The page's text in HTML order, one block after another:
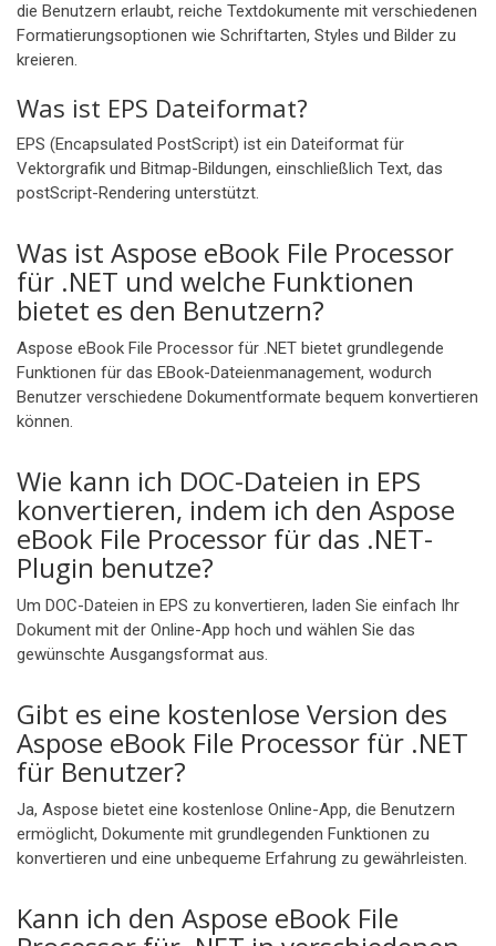
die Benutzern erlaubt, reiche Textdokumente mit verschiedenen
Formatierungsoptionen wie Schriftarten, Styles und Bilder zu
kreieren.
Was ist EPS Dateiformat?
EPS (Encapsulated PostScript) ist ein Dateiformat für
Vektorgrafik und Bitmap-Bildungen, einschließlich Text, das
postScript-Rendering unterstützt.
Was ist Aspose eBook File Processor
für .NET und welche Funktionen
bietet es den Benutzern?
Aspose eBook File Processor für .NET bietet grundlegende
Funktionen für das EBook-Dateienmanagement, wodurch
Benutzer verschiedene Dokumentformate bequem konvertieren
können.
Wie kann ich DOC-Dateien in EPS
konvertieren, indem ich den Aspose
eBook File Processor für das .NET-
Plugin benutze?
Um DOC-Dateien in EPS zu konvertieren, laden Sie einfach Ihr
Dokument mit der Online-App hoch und wählen Sie das
gewünschte Ausgangsformat aus.
Gibt es eine kostenlose Version des
Aspose eBook File Processor für .NET
für Benutzer?
Ja, Aspose bietet eine kostenlose Online-App, die Benutzern
ermöglicht, Dokumente mit grundlegenden Funktionen zu
konvertieren und eine unbequeme Erfahrung zu gewährleisten.
Kann ich den Aspose eBook File